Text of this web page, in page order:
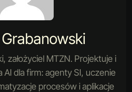
założyciel MTZN. Projektuje i
AI dla firm: agenty SI, uczenie
procesów i aplikacje